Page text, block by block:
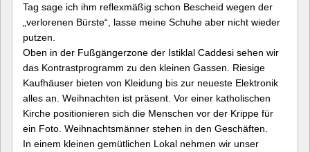
Tag sage ich ihm reflexmäßig schon Bescheid wegen der
„verlorenen Bürste“, lasse meine Schuhe aber nicht wieder
putzen.
Oben in der Fußgängerzone der Istiklal Caddesi sehen wir
das Kontrastprogramm zu den kleinen Gassen. Riesige
Kaufhäuser bieten von Kleidung bis zur neueste Elektronik
alles an. Weihnachten ist präsent. Vor einer katholischen
Kirche positionieren sich die Menschen vor der Krippe für
ein Foto. Weihnachtsmänner stehen in den Geschäften.
In einem kleinen gemütlichen Lokal nehmen wir unser